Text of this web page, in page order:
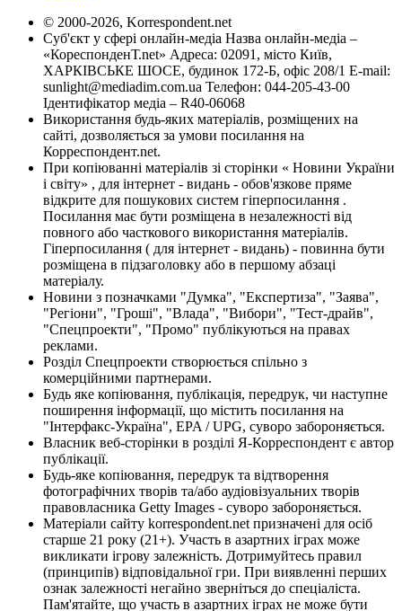
© 2000-2026, Korrespondent.net
Суб'єкт у сфері онлайн-медіа Назва онлайн-медіа –
«КореспонденТ.net» Адреса: 02091, місто Київ,
ХАРКІВСЬКЕ ШОСЕ, будинок 172-Б, офіс 208/1 E-mail:
sunlight@mediadim.com.ua Телефон: 044-205-43-00
Ідентифікатор медіа – R40-06068
Використання будь-яких матеріалів, розміщених на
сайті, дозволяється за умови посилання на
Корреспондент.net.
При копіюванні матеріалів зі сторінки « Новини України
і світу» , для інтернет - видань - обов'язкове пряме
відкрите для пошукових систем гіперпосилання .
Посилання має бути розміщена в незалежності від
повного або часткового використання матеріалів.
Гіперпосилання ( для інтернет - видань) - повинна бути
розміщена в підзаголовку або в першому абзаці
матеріалу.
Новини з позначками "Думка", "Експертиза", "Заява",
"Регіони", "Гроші", "Влада", "Вибори", "Тест-драйв",
"Спецпроекти", "Промо" публікуються на правах
реклами.
Розділ Спецпроекти створюється спільно з
комерційними партнерами.
Будь яке копіювання, публікація, передрук, чи наступне
поширення інформації, що містить посилання на
"Інтерфакс-Україна", EPA / UPG, суворо забороняється.
Власник веб-сторінки в розділі Я-Корреспондент є автор
публікації.
Будь-яке копіювання, передрук та відтворення
фотографічних творів та/або аудіовізуальних творів
правовласника Getty Images - суворо забороняється.
Матеріали сайту korrespondent.net призначені для осіб
старше 21 року (21+). Участь в азартних іграх може
викликати ігрову залежність. Дотримуйтесь правил
(принципів) відповідальної гри. При виявленні перших
ознак залежності негайно зверніться до спеціаліста.
Пам'ятайте, що участь в азартних іграх не може бути